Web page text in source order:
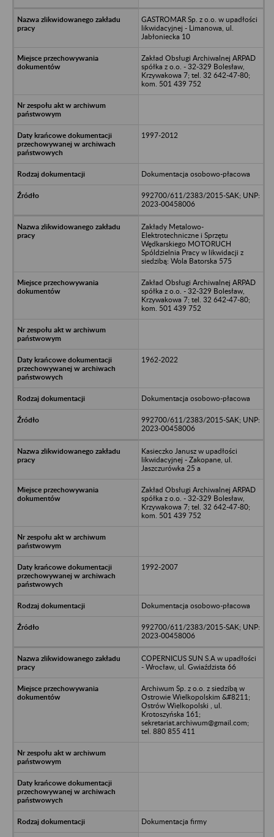
GASTROMAR Sp. z o.o. w upadłości
likwidacyjnej - Limanowa, ul.
Jabłoniecka 10
Zakład Obsługi Archiwalnej ARPAD
spółka z o.o. - 32-329 Bolesław,
Krzywakowa 7; tel. 32 642-47-80;
kom. 501 439 752
1997-2012
Dokumentacja osobowo-płacowa
992700/611/2383/2015-SAK; UNP:
2023-00458006
Zakłady Metalowo-
Elektrotechniczne i Sprzętu
Wędkarskiego MOTORUCH
Spóldzielnia Pracy w likwidacji z
siedzibą: Wola Batorska 575
Zakład Obsługi Archiwalnej ARPAD
spółka z o.o. - 32-329 Bolesław,
Krzywakowa 7; tel. 32 642-47-80;
kom. 501 439 752
1962-2022
Dokumentacja osobowo-płacowa
992700/611/2383/2015-SAK; UNP:
2023-00458006
Kasieczko Janusz w upadłości
likwidacyjnej - Zakopane, ul.
Jaszczurówka 25 a
Zakład Obsługi Archiwalnej ARPAD
spółka z o.o. - 32-329 Bolesław,
Krzywakowa 7; tel. 32 642-47-80;
kom. 501 439 752
1992-2007
Dokumentacja osobowo-płacowa
992700/611/2383/2015-SAK; UNP:
2023-00458006
COPERNICUS SUN S.A w upadłości
- Wrocław, ul. Gwiaździsta 66
Archiwum Sp. z o.o. z siedzibą w
Ostrowie Wielkopolskim &#8211;
Ostrów Wielkopolski , ul.
Krotoszyńska 161;
sekretariat.archiwum@gmail.com;
tel. 880 855 411
Dokumentacja firmy